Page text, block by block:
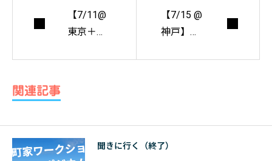
【7/11@
東京＋オ
様体をポ
【7/15 @
神戸】佐
ーシ、展
関連記事
聞きに行く（終了）